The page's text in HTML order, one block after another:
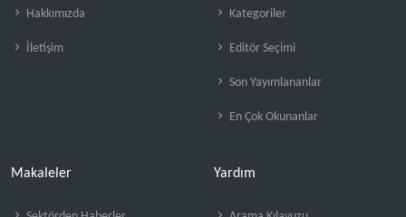
Hakkımızda
İletişim
Kategoriler
Editör Seçimi
Son Yayımlananlar
En Çok Okunanlar
Makaleler Yardım